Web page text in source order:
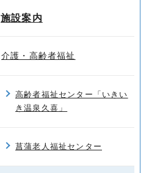
施設案内
介護・高齢者福祉
高齢者福祉センター「いきい
き温泉久喜」
菖蒲老人福祉センター